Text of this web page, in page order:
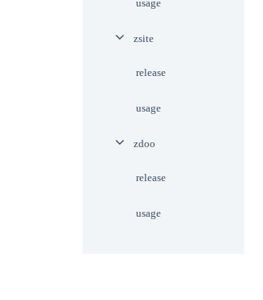
usage
zsite
release
usage
zdoo
release
usage